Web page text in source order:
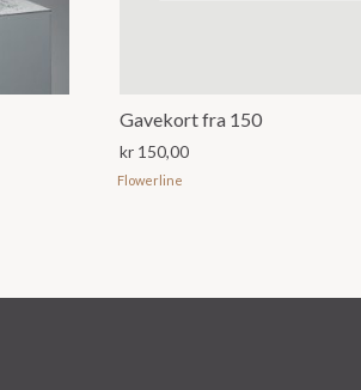
Gavekort fra 150
kr150,00
Flowerline